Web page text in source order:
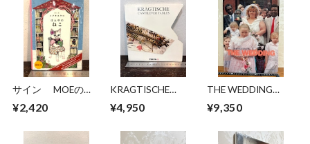
サイン MOEのえ
こ ヒグチユウコ
¥2,420
KRAGTISCHE
¥4,950
THE WEDDING
NICK
¥9,350